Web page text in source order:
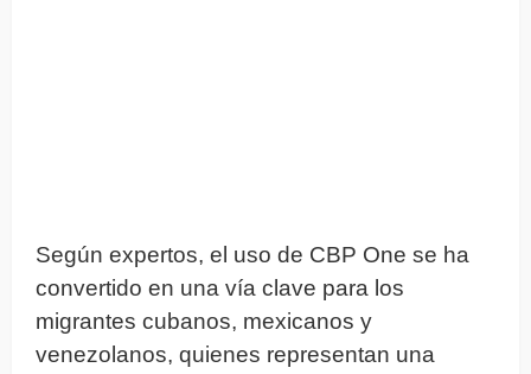
Según expertos, el uso de CBP One se ha
convertido en una vía clave para los
migrantes cubanos, mexicanos y
venezolanos, quienes representan una